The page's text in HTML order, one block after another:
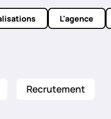
L'agence
Recrutement